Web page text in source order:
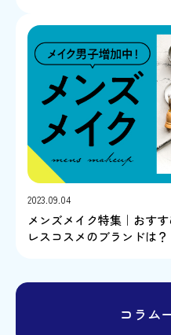
2023.09.04
メンズメイク特集｜おす
レスコスメのブランドは？
コラム